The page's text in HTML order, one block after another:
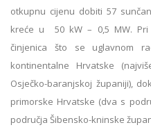
otkupnu cijenu dobiti 57
kreće u 50 kW – 0,5 MW. Pri
činjenica što se uglavnom
kontinentalne Hrvatske
Osječko-baranjskoj županiji),
primorske Hrvatske (dva s
područja Šibensko-kninske